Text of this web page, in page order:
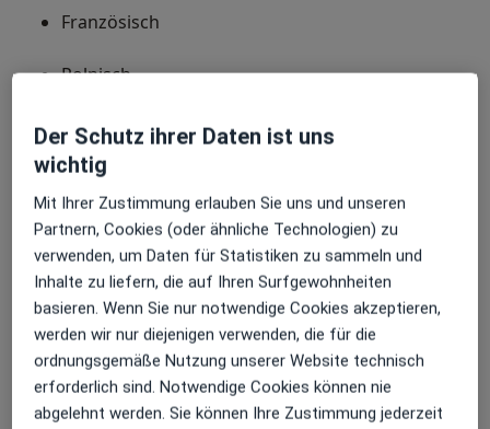
Französisch
Polnisch
Spanisch
Mitgliedschaften
Bundesverband der implantologisch tätigen
Zahnärzte in Europa (BDIZ EDI)
Deutsche Gesellschaft für Implantologie (DGI)
Der Schutz ihrer Daten ist uns
wichtig
Mit Ihrer Zustimmung erlauben Sie uns und unseren
Partnern, Cookies (oder ähnliche Technologien) zu
verwenden, um Daten für Statistiken zu sammeln und
Inhalte zu liefern, die auf Ihren Surfgewohnheiten
basieren. Wenn Sie nur notwendige Cookies akzeptieren,
werden wir nur diejenigen verwenden, die für die
ordnungsgemäße Nutzung unserer Website technisch
erforderlich sind. Notwendige Cookies können nie
abgelehnt werden. Sie können Ihre Zustimmung jederzeit